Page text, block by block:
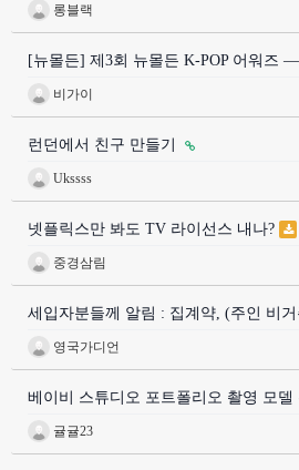
롱블랙
[뉴몰든] 제3회 뉴몰든 K-POP 어워즈
비가이
런던에서 친구 만들기
Ukssss
넷플릭스만 봐도 TV 라이선스 내나?
중경삼림
세입자분들께 알림 : 집계약, (주인 비
영국가디언
베이비 스튜디오 포트폴리오 촬영 모델
귤귤23